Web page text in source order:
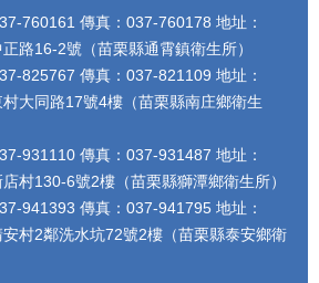
760161 傳真：037-760178 地址：
路16-2號（苗栗縣通霄鎮衛生所）
825767 傳真：037-821109 地址：
大同路17號4樓（苗栗縣南庄鄉衛生
931110 傳真：037-931487 地址：
村130-6號2樓（苗栗縣獅潭鄉衛生所）
941393 傳真：037-941795 地址：
村2鄰洗水坑72號2樓（苗栗縣泰安鄉衛